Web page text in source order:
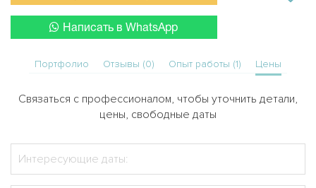
Написать в WhatsApp
Портфолио Отзывы (0) Опыт работы (1) Цены
Связаться с профессионалом, чтобы уточнить детали,
цены, свободные даты